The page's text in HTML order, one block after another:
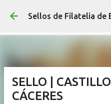
Ir al
Sellos de Filatelia de
SELLO |
CÁCERES